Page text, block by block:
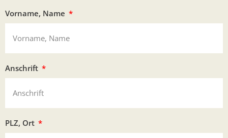
Vorname, Name
Anschrift
PLZ, Ort